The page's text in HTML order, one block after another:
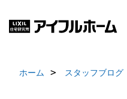
ホーム スタッフブログ